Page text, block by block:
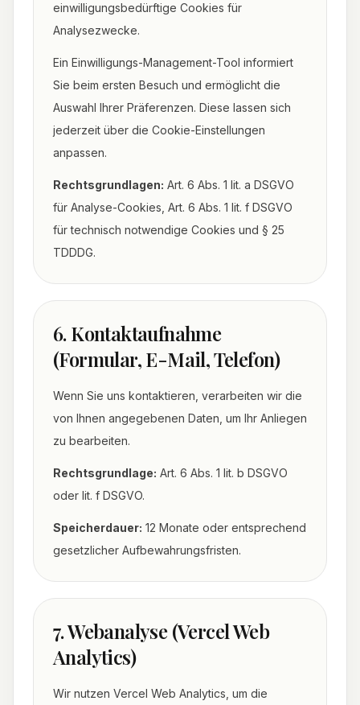
einwilligungsbedürftige Cookies für
Analysezwecke.
Ein Einwilligungs-Management-Tool informiert
Sie beim ersten Besuch und ermöglicht die
Auswahl Ihrer Präferenzen. Diese lassen sich
jederzeit über die Cookie-Einstellungen
anpassen.
Rechtsgrundlagen: Art. 6 Abs. 1 lit. a DSGVO
für Analyse-Cookies, Art. 6 Abs. 1 lit. f DSGVO
für technisch notwendige Cookies und § 25
TDDDG.
6. Kontaktaufnahme
(Formular, E-Mail, Telefon)
Wenn Sie uns kontaktieren, verarbeiten wir die
von Ihnen angegebenen Daten, um Ihr Anliegen
zu bearbeiten.
Rechtsgrundlage: Art. 6 Abs. 1 lit. b DSGVO
oder lit. f DSGVO.
Speicherdauer: 12 Monate oder entsprechend
gesetzlicher Aufbewahrungsfristen.
7. Webanalyse (Vercel Web
Analytics)
Wir nutzen Vercel Web Analytics, um die